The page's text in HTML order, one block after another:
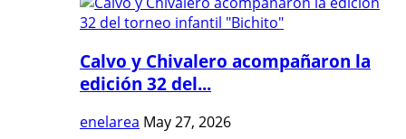
Calvo y Chivalero acompañaron la
edición 32 del...
enelarea May 27, 2026